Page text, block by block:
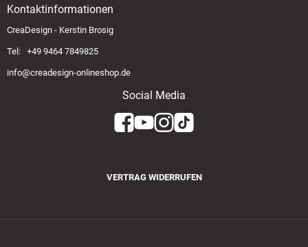
Kontaktinformationen
CreaDesign - Kerstin Brosig
Tel: +49 9464 7849825
info@creadesign-onlineshop.de
Social Media
VERTRAG WIDERRUFEN